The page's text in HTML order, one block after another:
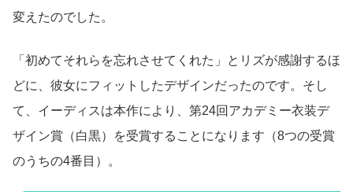
変えたのでした。
「初めてそれらを忘れさせてくれた」とリズが感謝するほ
どに、彼女にフィットしたデザインだったのです。そし
て、イーディスは本作により、第24回アカデミー衣装デ
ザイン賞（白黒）を受賞することになります（8つの受賞
のうちの4番目）。